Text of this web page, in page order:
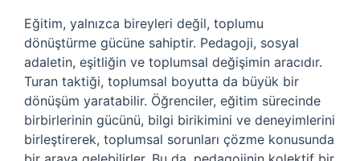
Eğitim, yalnızca bireyleri değil, toplumu
dönüştürme gücüne sahiptir. Pedagoji, sosyal
adaletin, eşitliğin ve toplumsal değişimin aracıdır.
Turan taktiği, toplumsal boyutta da büyük bir
dönüşüm yaratabilir. Öğrenciler, eğitim sürecinde
birbirlerinin gücünü, bilgi birikimini ve deneyimlerini
birleştirerek, toplumsal sorunları çözme konusunda